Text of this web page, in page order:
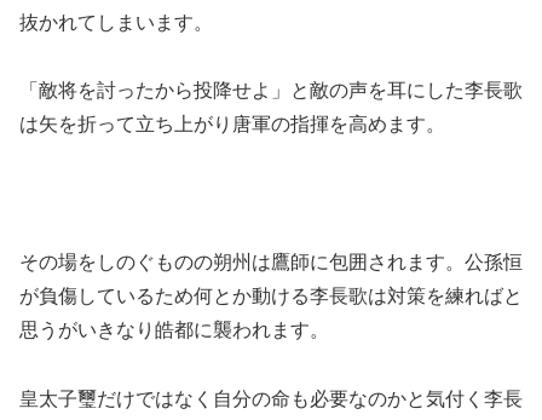
抜かれてしまいます。
「敵将を討ったから投降せよ」と敵の声を耳にした李長歌
は矢を折って立ち上がり唐軍の指揮を高めます。
その場をしのぐものの朔州は鷹師に包囲されます。公孫恒
が負傷しているため何とか動ける李長歌は対策を練ればと
思うがいきなり皓都に襲われます。
皇太子璽だけではなく自分の命も必要なのかと気付く李長